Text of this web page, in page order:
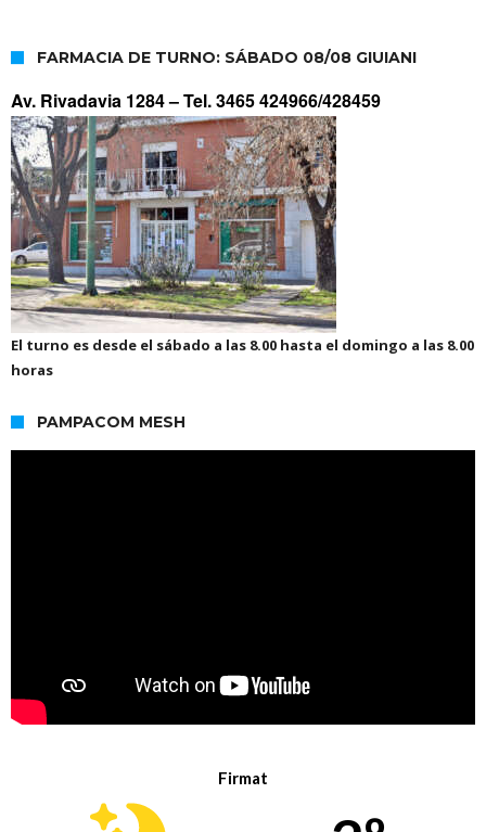
FARMACIA DE TURNO: SÁBADO 08/08 GIUIANI
Av. Rivadavia 1284 –Tel. 3465 424966/428459
El turno es desde el sábado a las 8.00 hasta el domingo a las 8.00
horas
PAMPACOM MESH
Firmat